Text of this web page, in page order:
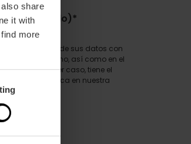
share
it with
more
. (Requerido)*
y tratamiento de sus datos con
interés legítimo, así como en el
en cualquier caso, tiene el
como se explica en nuestra